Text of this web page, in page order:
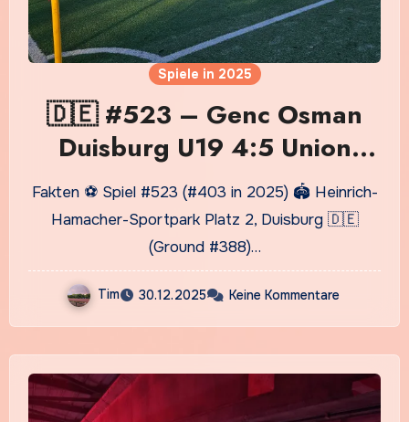
Spiele in 2025
🇩🇪 #523 – Genc Osman
Duisburg U19 4:5 Union
Mülheim U19
Fakten ⚽ Spiel #523 (#403 in 2025) 🏟️ Heinrich-
Hamacher-Sportpark Platz 2, Duisburg 🇩🇪
(Ground #388)…
Tim 30.12.2025 Keine Kommentare